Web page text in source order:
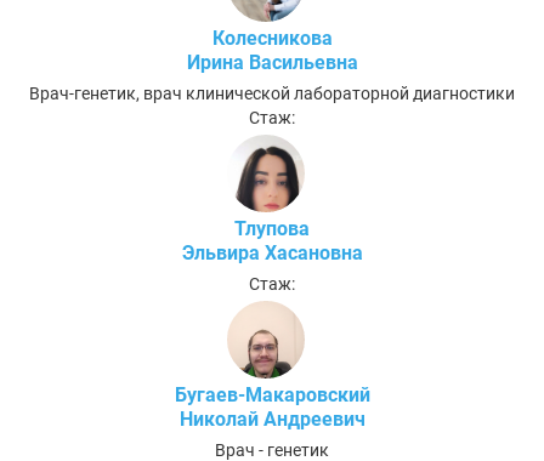
Колесникова
Ирина Васильевна
Врач-генетик, врач клинической лабораторной диагностики
Стаж:
Тлупова
Эльвира Хасановна
Стаж:
Бугаев-Макаровский
Николай Андреевич
Врач - генетик